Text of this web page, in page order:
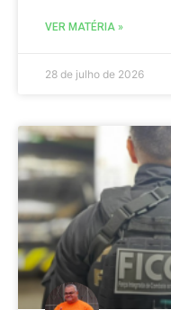
VER MATÉRIA »
28 de julho de 2026